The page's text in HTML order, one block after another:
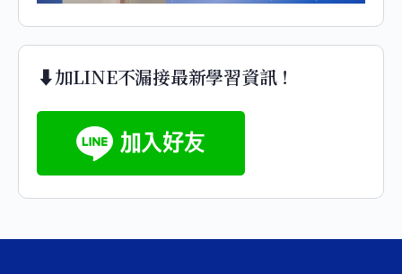
⬇️加LINE不漏接最新學習資訊！